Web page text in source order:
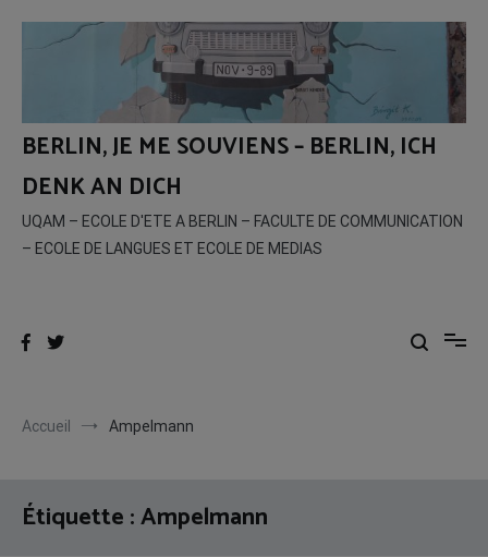
contenu
BERLIN, JE ME SOUVIENS – BERLIN, ICH
DENK AN DICH
UQAM – ECOLE D'ETE A BERLIN – FACULTE DE COMMUNICATION
– ECOLE DE LANGUES ET ECOLE DE MEDIAS
Accueil Ampelmann
Étiquette :Ampelmann